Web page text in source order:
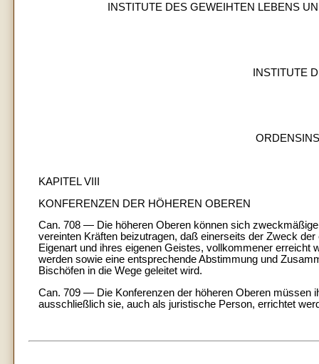
INSTITUTE DES GEWEIHTEN LEBENS
INSTITUTE
KAPITEL VIII
KONFERENZEN DER HÖHEREN OBEREN
Can. 708 — Die höheren Oberen können sich
vereinten Kräften beizutragen, daß einerseits der Zweck
Eigenart und ihres eigenen Geistes, vollkommener erreicht
werden sowie eine entsprechende Abstimmung und
Bischöfen in die Wege geleitet wird.
Can. 709 — Die Konferenzen der höheren Oberen müssen
ausschließlich sie, auch als juristische Person, errichtet